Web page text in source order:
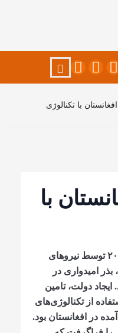
با تکنالوژی
با
با توجه به تغییراتی که در سال ۲۰۰۱ توسط نیروهای
امیدواری در
دولت، تامین
از تکنالوژی‌های
در افغانستان بود.